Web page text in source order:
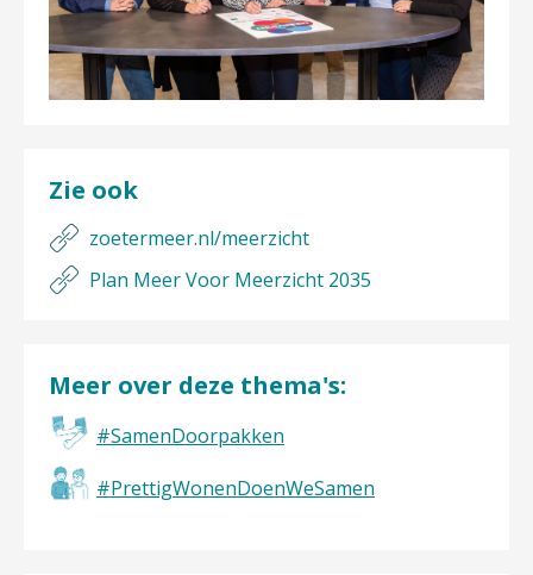
Zie ook
zoetermeer.nl/meerzicht
Plan Meer Voor Meerzicht 2035
Meer over deze thema's:
#SamenDoorpakken
#PrettigWonenDoenWeSamen